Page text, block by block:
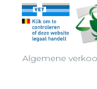
Algemene